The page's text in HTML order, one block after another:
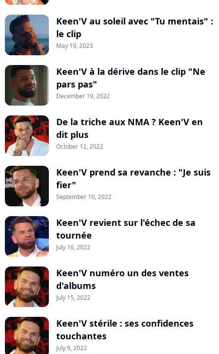
Keen'V au soleil avec "Tu mentais" :
le clip
May 19, 2023
Keen'V à la dérive dans le clip "Ne
pars pas"
December 19, 2022
De la triche aux NMA ? Keen'V en
dit plus
October 12, 2022
Keen'V prend sa revanche : "Je suis
fier"
September 10, 2022
Keen'V revient sur l'échec de sa
tournée
July 16, 2022
Keen'V numéro un des ventes
d'albums
July 15, 2022
Keen'V stérile : ses confidences
touchantes
July 9, 2022